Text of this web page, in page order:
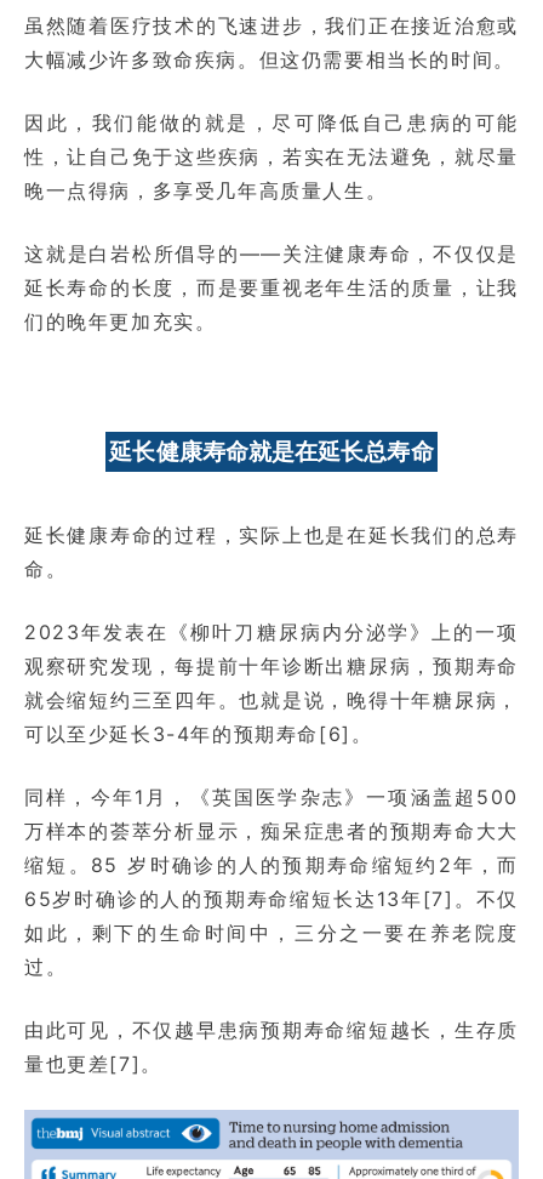
虽然随着医疗技术的飞速进步，我们正在接近治愈或
大幅减少许多致命疾病。但这仍需要相当长的时间。
因此，我们能做的就是，尽可降低自己患病的可能
性，让自己免于这些疾病，若实在无法避免，就尽量
晚一点得病，多享受几年高质量人生。
这就是白岩松所倡导的——关注健康寿命，不仅仅是
延长寿命的长度，而是要重视老年生活的质量，让我
们的晚年更加充实。
延长健康寿命就是在延长总寿命
延长健康寿命的过程，实际上也是在延长我们的总寿
命。
2023年发表在《柳叶刀糖尿病内分泌学》上的一项
观察研究发现，每提前十年诊断出糖尿病，预期寿命
就会缩短约三至四年。也就是说，晚得十年糖尿病，
可以至少延长3-4年的预期寿命[6]。
同样，今年1月，《英国医学杂志》一项涵盖超500
万样本的荟萃分析显示，痴呆症患者的预期寿命大大
缩短。85 岁时确诊的人的预期寿命缩短约2年，而
65岁时确诊的人的预期寿命缩短长达13年[7]。不仅
如此，剩下的生命时间中，三分之一要在养老院度
过。
由此可见，不仅越早患病预期寿命缩短越长，生存质
量也更差[7]。